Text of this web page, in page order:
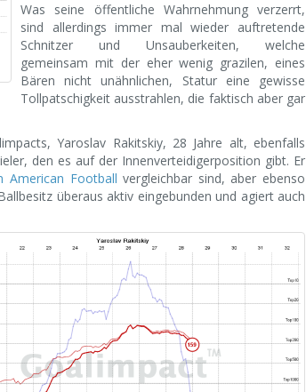
Was seine öffentliche Wahrnehmung verzerrt,
sind allerdings immer mal wieder auftretende
Schnitzer und Unsauberkeiten, welche
gemeinsam mit der eher wenig grazilen, eines
Bären nicht unähnlichen, Statur eine gewisse
Tollpatschigkeit ausstrahlen, die faktisch aber gar
Yaroslav Rakitskiy, 28 Jahre alt, ebenfalls
den es auf der Innenverteidigerposition gibt. Er
American Football vergleichbar sind, aber ebenso
überaus aktiv eingebunden und agiert auch